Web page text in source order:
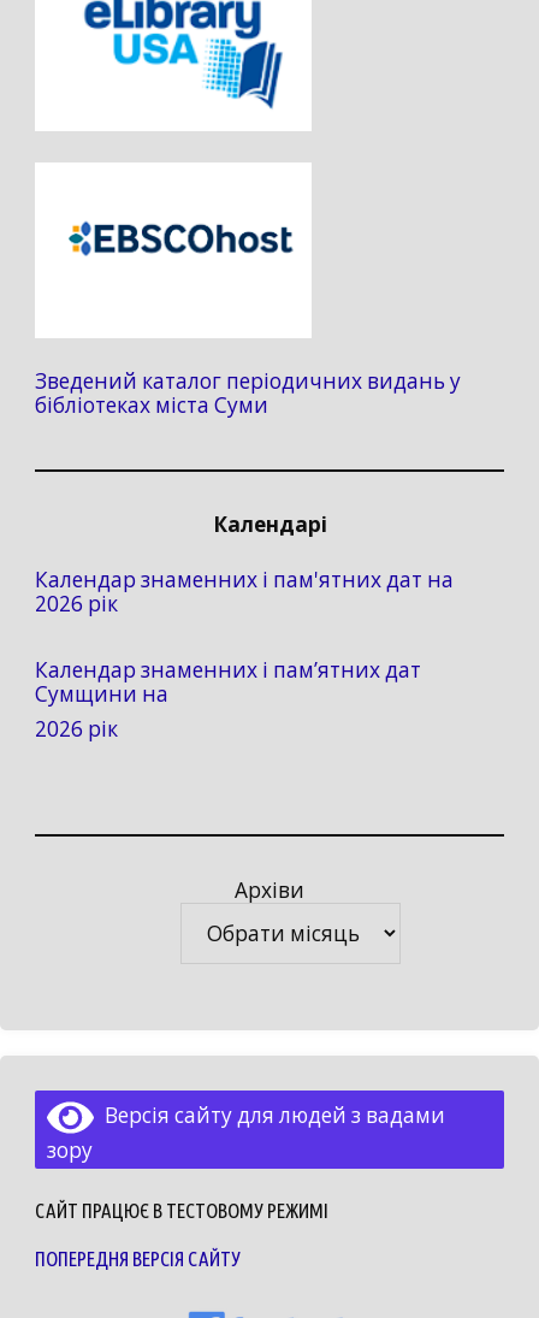
Зведений каталог періодичних видань у
бібліотеках міста Суми
Календарі
Календар знаменних і пам'ятних дат на
2026 рік
Календар знаменних і пам’ятних дат
Сумщини на
2026 рік
Архіви
Версія сайту для людей з вадами
зору
САЙТ ПРАЦЮЄ В ТЕСТОВОМУ РЕЖИМІ
ПОПЕРЕДНЯ ВЕРСІЯ САЙТУ